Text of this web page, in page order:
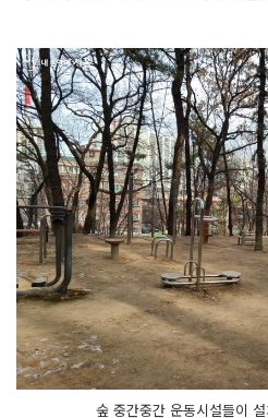
숲 중간중간 운동시설들이